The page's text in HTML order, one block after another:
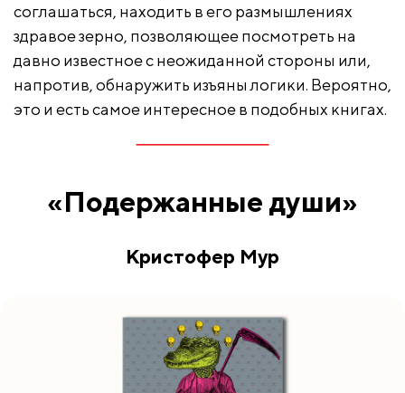
соглашаться, находить в его размышлениях
здравое зерно, позволяющее посмотреть на
давно известное с неожиданной стороны или,
напротив, обнаружить изъяны логики. Вероятно,
это и есть самое интересное в подобных книгах.
«Подержанные души»
Кристофер Мур